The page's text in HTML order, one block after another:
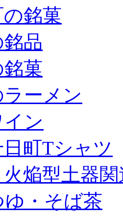
銘菓
品
菓
ーメン
ン
町Tシャツ
火焔型土器
・そば茶